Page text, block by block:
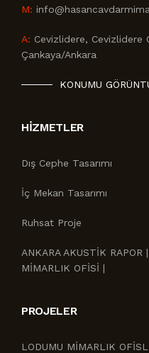
M:
A: Cevizlidere, Cevizlidere
Çankaya/Ankara
KONUMU
HIZMETLER
Dış Cephe Tasarımı
İç Mekan Tasarımı
Ruhsat Proje
ANKARA AKUSTİK RAPOR
MİMARLIK OFİSİ |
PROJELER
LODUMU MİMARLIK